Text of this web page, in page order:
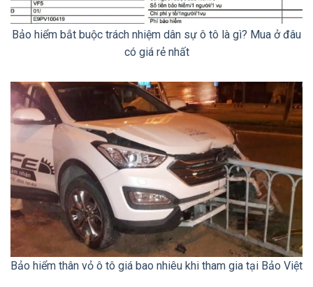
Bảo hiểm bắt buộc trách nhiệm dân sự ô tô là gì? Mua ở đâu
có giá rẻ nhất
Bảo hiểm thân vỏ ô tô giá bao nhiêu khi tham gia tại Bảo Việt